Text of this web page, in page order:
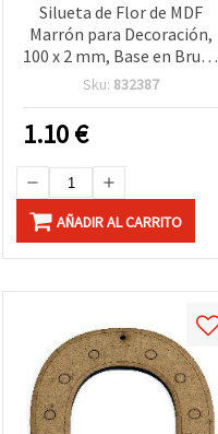
Silueta de Flor de MDF
Marrón para Decoración,
100 x 2 mm, Base en Bruto
sin Acabar para Pintar,
y Decoración de Pared
Sku: 832387
1.10€
AÑADIR AL CARRITO